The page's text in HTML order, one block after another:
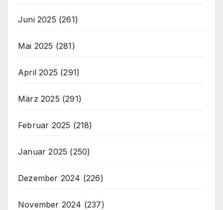
Juni 2025 (261)
Mai 2025 (281)
April 2025 (291)
März 2025 (291)
Februar 2025 (218)
Januar 2025 (250)
Dezember 2024 (226)
November 2024 (237)